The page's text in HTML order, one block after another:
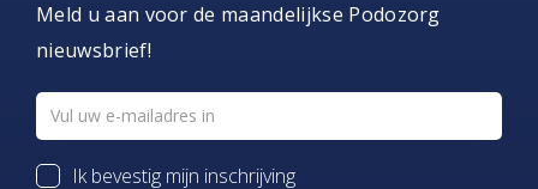
Meld u aan voor de maandelijkse Podozorg
nieuwsbrief!